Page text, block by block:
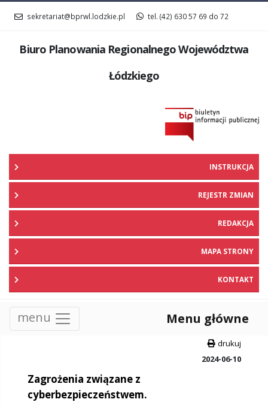
sekretariat@bprwl.lodzkie.pl tel. (42) 630 57 69 do 72
Biuro Planowania RegionalnegoWojewództwa
Łódzkiego
INSTRUKCJA
REJESTR ZMIAN
REDAKCJA
MAPA STRONY
KONTAKT
menu Menu główne
drukuj
2024-06-10
Zagrożenia związane z
cyberbezpieczeństwem.